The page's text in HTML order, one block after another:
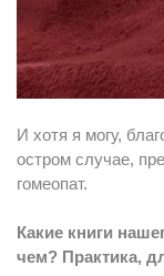
И хотя я могу,
остром случае,
гомеопат.
Какие книги
чем? Практика,